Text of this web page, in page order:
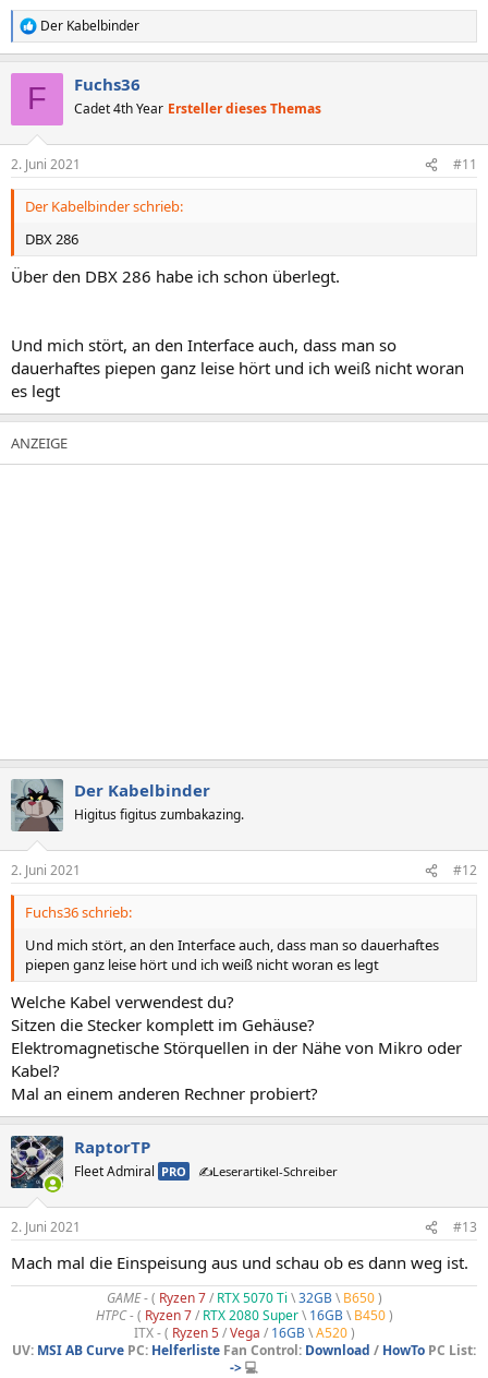
R
e
e
n
Der Kabelbinder
F Fuchs36
Cadet 4th Year Ersteller dieses Themas
2. Juni 2021 #11
Der Kabelbinder schrieb:
DBX 286
Über den DBX 286 habe ich schon überlegt.
Und mich stört, an den Interface auch, dass man so
dauerhaftes piepen ganz leise hört und ich weiß nicht woran
es legt
Der Kabelbinder
Higitus figitus zumbakazing.
2. Juni 2021 #12
Fuchs36 schrieb:
Und mich stört, an den Interface auch, dass man so dauerhaftes
piepen ganz leise hört und ich weiß nicht woran es legt
Welche Kabel verwendest du?
Sitzen die Stecker komplett im Gehäuse?
Elektromagnetische Störquellen in der Nähe von Mikro oder
Kabel?
Mal an einem anderen Rechner probiert?
RaptorTP
Fleet Admiral PRO ✍️Leserartikel-Schreiber
2. Juni 2021 #13
Mach mal die Einspeisung aus und schau ob es dann weg ist.
GAME- ( Ryzen 7/ RTX 5070 Ti \32GB\ B650)
HTPC -( Ryzen 7/ RTX 2080 Super\ 16GB\ B450)
ITX - ( Ryzen 5/Vega / 16GB\A520)
UV: MSI AB Curve PC: Helferliste Fan Control: Download / HowTo PC List:
->💻